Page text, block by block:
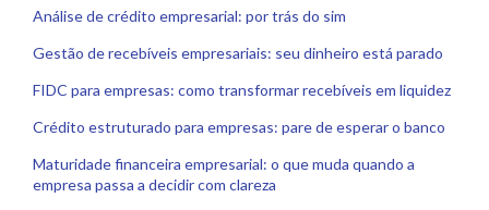
Análise de crédito empresarial: por trás do sim
Gestão de recebíveis empresariais: seu dinheiro está parado
FIDC para empresas: como transformar recebíveis em liquidez
Crédito estruturado para empresas: pare de esperar o banco
Maturidade financeira empresarial: o que muda quando a
empresa passa a decidir com clareza